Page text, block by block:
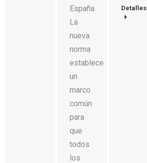
España.
La
nueva
norma
establece
un
marco
común
para
que
todos
los
Detalles